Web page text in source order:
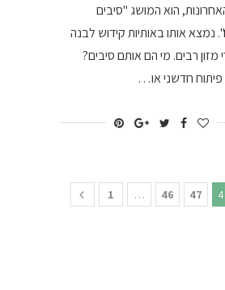
הוא המושג "סיבים
נמצא אותו באותיות קידוש לבנה
מזון רבים. מי הם אותם סיבים?
חדשני או…
1 … 46 47